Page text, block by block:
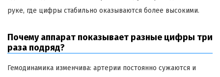
руке, где цифры стабильно оказываются более высокими.
Почему аппарат показывает разные цифры три
раза подряд?
Гемодинамика изменчива: артерии постоянно сужаются и